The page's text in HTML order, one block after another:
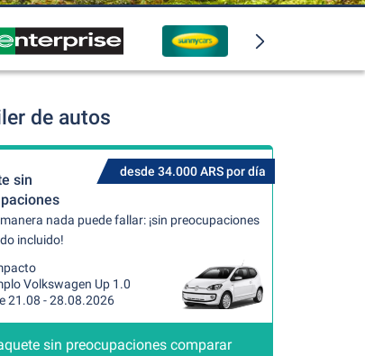
de autos
desde 34.000 ARS por día
sin
nada puede fallar: ¡sin preocupaciones
incluido!
Volkswagen Up 1.0
21.08 - 28.08.2026
sin preocupaciones comparar